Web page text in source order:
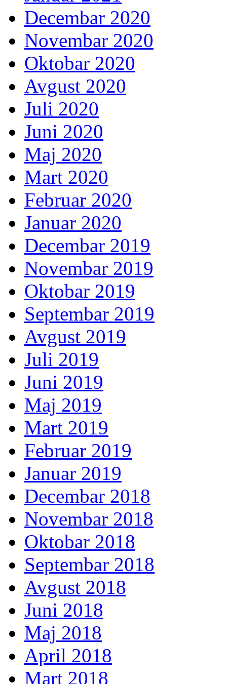
Decembar 2020
Novembar 2020
Oktobar 2020
Avgust 2020
Juli 2020
Juni 2020
Maj 2020
Mart 2020
Februar 2020
Januar 2020
Decembar 2019
Novembar 2019
Oktobar 2019
Septembar 2019
Avgust 2019
Juli 2019
Juni 2019
Maj 2019
Mart 2019
Februar 2019
Januar 2019
Decembar 2018
Novembar 2018
Oktobar 2018
Septembar 2018
Avgust 2018
Juni 2018
Maj 2018
April 2018
Mart 2018